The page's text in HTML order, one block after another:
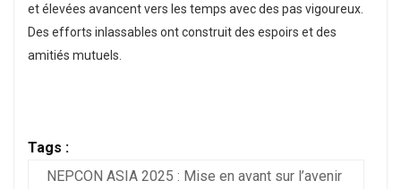
et élevées avancent vers les temps avec des pas vigoureux.
Des efforts inlassables ont construit des espoirs et des
amitiés mutuels.
Tags :
NEPCON ASIA 2025 : Mise en avant sur l’avenir